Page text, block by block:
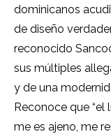
dominicanos
de diseño
reconocido
sus múltiples
y de una
Reconoce que “el
me es ajeno, me